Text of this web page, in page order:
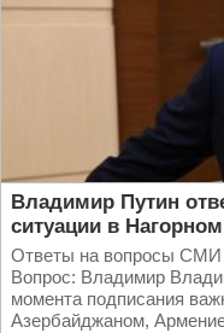
Владимир Путин
ситуации в
Ответы на вопросы СМИ
Вопрос: Владимир
момента подписания
Азербайджаном,